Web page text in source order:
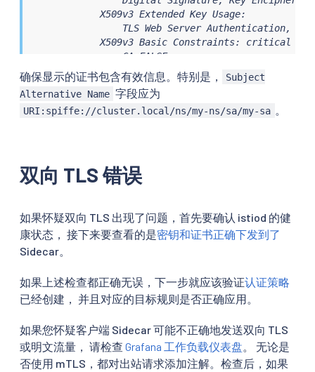
            X509v3 Extended Key Usage:
TLS Web Server Authentication,
            X509v3 Basic Constraints: critical
                CA:FALSE
            X509v3 Subject Alternative Name:
URI:spiffe://cluster.local/ns/my-
...
确保显示的证书包含有效信息。特别是，
Subject
Alternative Name 字段应为
URI:spiffe://cluster.local/ns/my-ns/sa/my-sa
双向 TLS 错误
如果怀疑双向 TLS 出现了问题，首先要确认 istiod 的健
康状态， 接下来要查看的是密钥和证书正确下发到了
Sidecar。
如果上述检查都正确无误，下一步就应该验证认证策略
已经创建， 并且对应的目标规则是否正确应用。
如果您怀疑客户端 Sidecar 可能不正确地发送双向 TLS
或明文流量， 请检查 Grafana 工作负载仪表盘 。 无论是
否使用 mTLS，都对出站请求添加注解。检查后，如果